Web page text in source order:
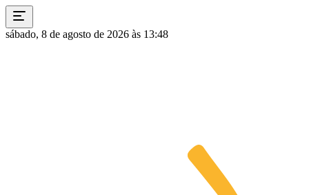
sábado, 8 de agosto de 2026 às 13:48